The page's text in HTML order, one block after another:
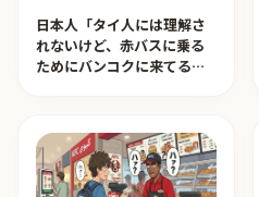
日本人「タイ人には理解さ
れないけど、赤バスに乗る
ためにバンコクに来てる日